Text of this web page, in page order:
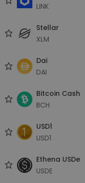
LINK
Stellar
XLM
Dai
DAI
Bitcoin Cash
BCH
USD1
USD1
Ethena USDe
USDE